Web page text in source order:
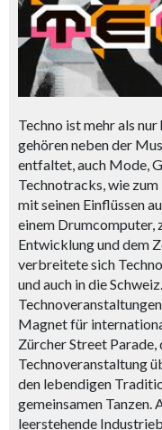
Techno ist mehr als
gehören neben der
entfaltet, auch Mode,
Technotracks, wie zum
mit seinen Einflüssen
einem Drumcomputer,
Entwicklung und dem
verbreitete sich
und auch in die
Magnet für
Zürcher Street
Technoveranstaltung
den lebendigen
gemeinsamen Tanzen.
leerstehende